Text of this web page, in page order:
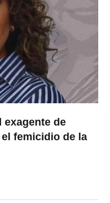
exagente de
femicidio de la